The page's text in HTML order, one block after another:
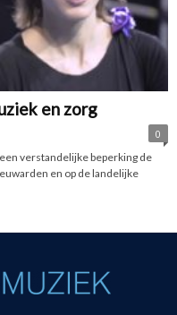
en zorg
0
verstandelijke beperking de
en op de landelijke